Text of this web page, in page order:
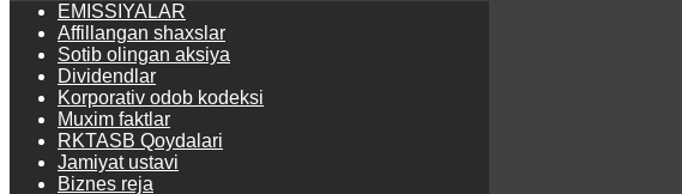
EMISSIYALAR
Affillangan shaxslar
Sotib olingan aksiya
Dividendlar
Korporativ odob kodeksi
Muxim faktlar
RKTASB Qoydalari
Jamiyat ustavi
Biznes reja